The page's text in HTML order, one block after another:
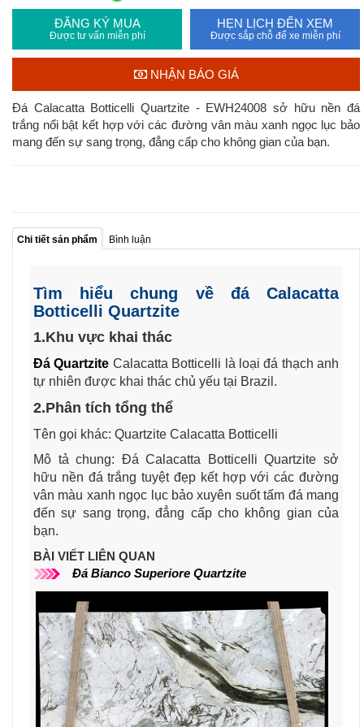
ĐĂNG KÝ MUA
Được tư vấn miễn phí
HẸN LỊCH ĐẾN XEM
Được sắp chỗ để xe miễn phí
NHẬN BÁO GIÁ
Đá Calacatta Botticelli Quartzite - EWH24008 sở hữu nền đá
trắng nổi bật kết hợp với các đường vân màu xanh ngọc lục bảo
mang đến sự sang trọng, đẳng cấp cho không gian của bạn.
Chi tiết sản phẩm Bình luận
Tìm hiểu chung về đá Calacatta
Botticelli Quartzite
1.Khu vực khai thác
Đá Quartzite Calacatta Botticelli là loại đá thạch anh
tự nhiên được khai thác chủ yếu tại Brazil.
2.Phân tích tổng thể
Tên gọi khác: Quartzite Calacatta Botticelli
Mô tả chung: Đá Calacatta Botticelli Quartzite sở
hữu nền đá trắng tuyệt đẹp kết hợp với các đường
vân màu xanh ngọc lục bảo xuyên suốt tấm đá mang
đến sự sang trọng, đẳng cấp cho không gian của
bạn.
BÀI VIẾT LIÊN QUAN
Đá Bianco Superiore​ Quartzite